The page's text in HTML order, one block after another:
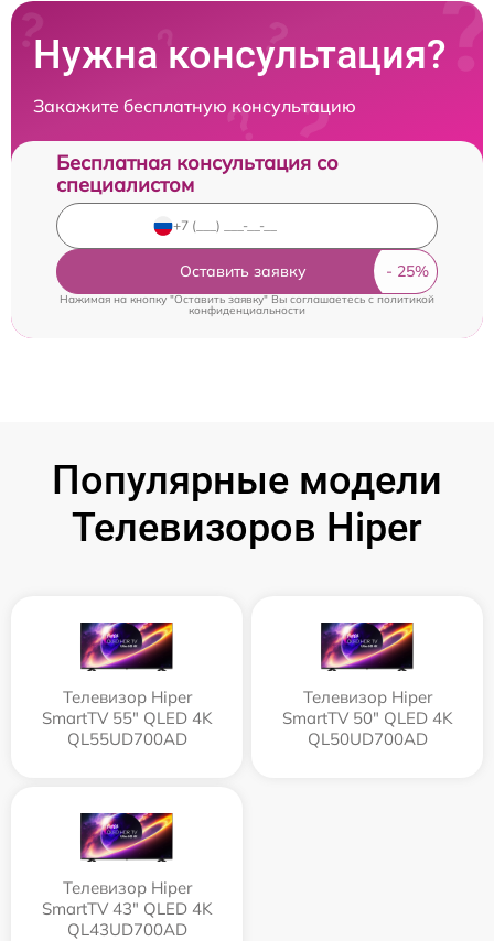
Нужна консультация?
Закажите бесплатную консультацию
Бесплатная консультация со
специалистом
Оставить заявку
Нажимая на кнопку "Оставить заявку" Вы соглашаетесь cполитикой
конфиденциальности
Популярные модели
Телевизоров Hiper
Телевизор Hiper
SmartTV 55" QLED 4K
QL55UD700AD
Телевизор Hiper
SmartTV 50" QLED 4K
QL50UD700AD
Телевизор Hiper
SmartTV 43" QLED 4K
QL43UD700AD